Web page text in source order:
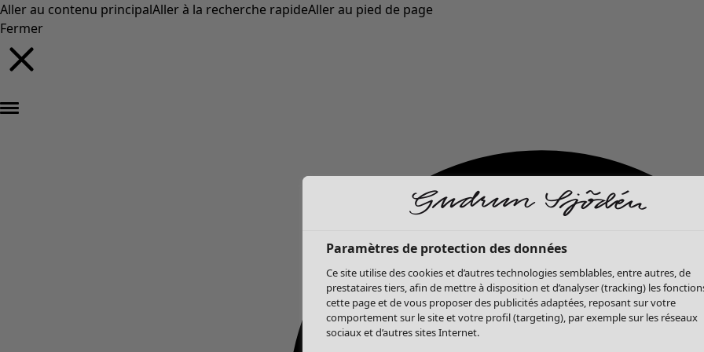
Aller au contenu principalAller à la recherche rapideAller au pied de page
Fermer
Paramètres de protection des données
Ce site utilise des cookies et d’autres technologies semblables, entre autres, de
prestataires tiers, afin de mettre à disposition et d’analyser (tracking) les
cette page et de vous proposer des publicités adaptées, reposant sur votre
comportement sur le site et votre profil (targeting), par exemple sur les réseaux
sociaux et d’autres sites Internet.